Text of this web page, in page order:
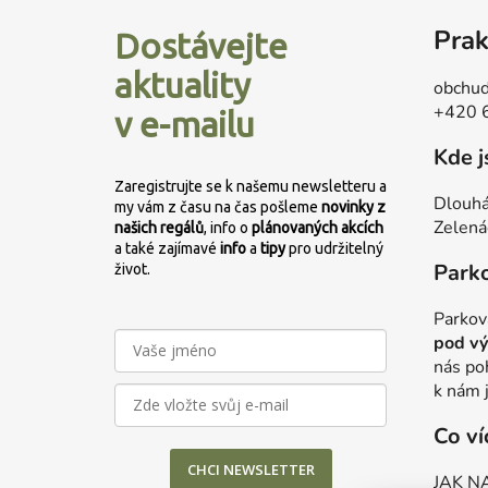
Dostávejte
aktuality
v e-mailu
Zaregistrujte se k našemu newsletteru a
my vám z času na čas pošlemenovinky z
našich regálů, info oplánovaných akcích
a také zajímavéinfoatipypro udržitelný
život.
CHCI NEWSLETTER
+420
Kde
pod
nás
k nám
Co
JAK